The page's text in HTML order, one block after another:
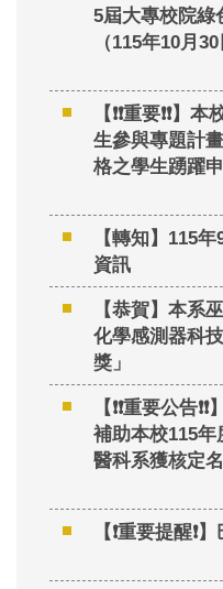
5屆大專校院綠
（115年10月
【❗❗重要❗❗
生參與專題計
格之學生踴躍
【轉知】115
資訊
【恭賀】本系
化學感測器科
獎」
【❗❗重要公告
補助本校115年
醫科系獲核定
【❗重要提醒